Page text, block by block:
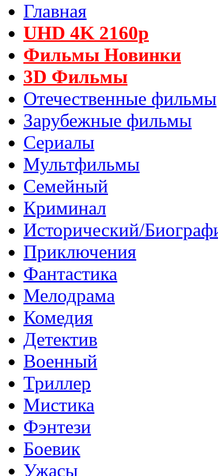
Главная
UHD 4K 2160p
Фильмы Новинки
3D Фильмы
Отечественные фильмы
Зарубежные фильмы
Сериалы
Мультфильмы
Семейный
Криминал
Исторический/
Приключения
Фантастика
Мелодрама
Комедия
Детектив
Военный
Триллер
Мистика
Фэнтези
Боевик
Ужасы